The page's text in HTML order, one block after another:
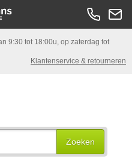
9:30 tot 18:00u, op zaterdag tot
Klantenservice & retourneren
Zoeken